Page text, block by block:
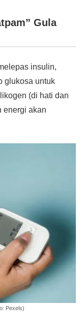
Gula
insulin,
glukosa untuk
(di hati dan
energi akan
Pexels)